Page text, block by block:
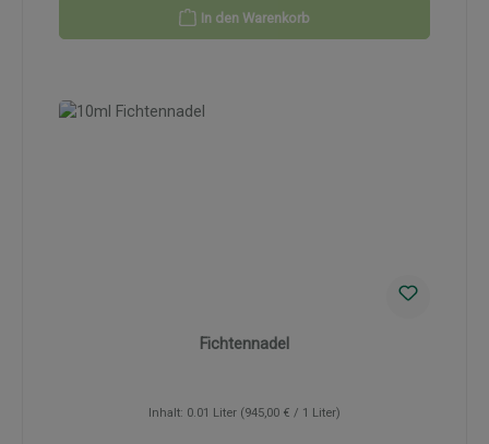
In den Warenkorb
Fichtennadel
Inhalt: 0.01 Liter (945,00 € / 1 Liter)